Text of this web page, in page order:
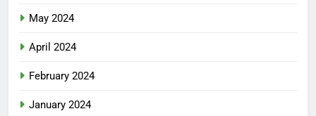
May 2024
April 2024
February 2024
January 2024